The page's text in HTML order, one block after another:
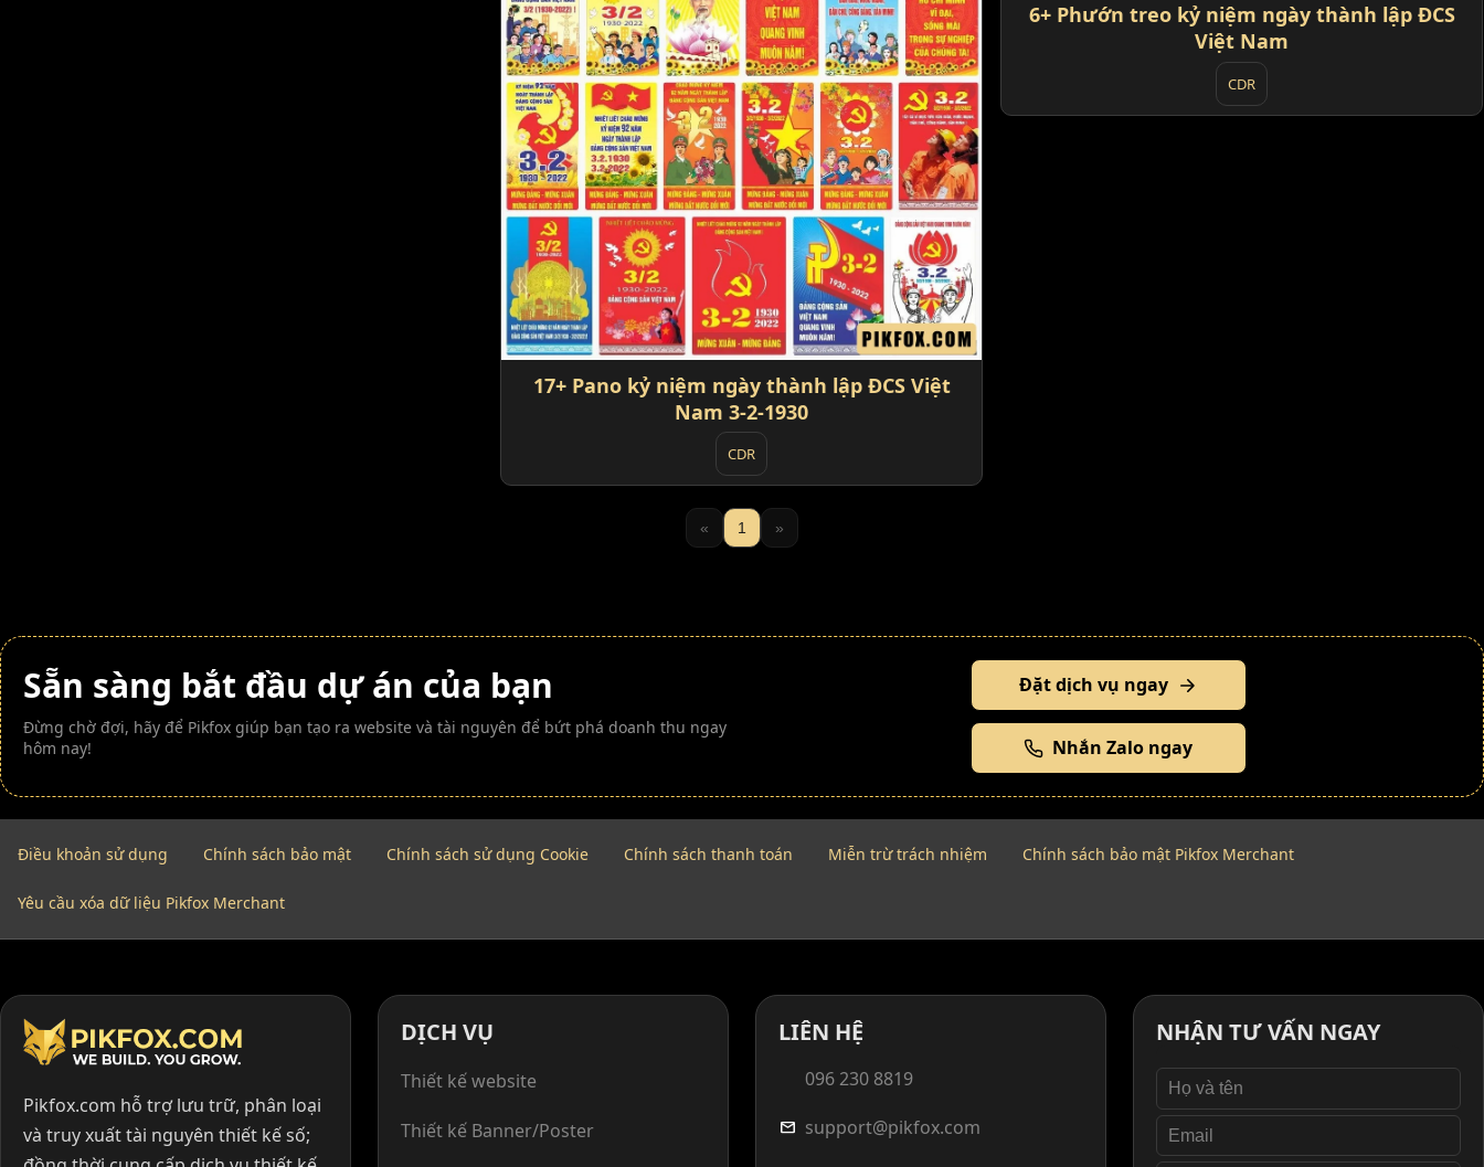
6+ Phướn treo kỷ niệm ngày thành lập ĐCS
Việt Nam
CDR
17+ Pano kỷ niệm ngày thành lập ĐCS Việt
Nam 3-2-1930
CDR
« 1 »
Sẵn sàng bắt đầu dự án của bạn
Đừng chờ đợi, hãy để Pikfox giúp bạn tạo ra website và tài nguyên để bứt phá doanh thu ngay
hôm nay!
Đặt dịch vụ ngay
Nhắn Zalo ngay
Điều khoản sử dụng Chính sách bảo mật Chính sách sử dụng Cookie Chính sách thanh toán Miễn trừ trách nhiệm Chính sách bảo mật Pikfox Merchant
Yêu cầu xóa dữ liệu Pikfox Merchant
Pikfox.com hỗ trợ lưu trữ, phân loại
và truy xuất tài nguyên thiết kế số;
DỊCH VỤ
Thiết kế website
Thiết kế Banner/Poster
LIÊN HỆ
096 230 8819
mail support@pikfox.com
NHẬN TƯ VẤN NGAY